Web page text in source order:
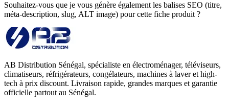
Souhaitez-vous que je vous génère également les balises SEO (titre,
méta-description, slug, ALT image) pour cette fiche produit ?
AB Distribution Sénégal, spécialiste en électroménager, téléviseurs,
climatiseurs, réfrigérateurs, congélateurs, machines à laver et high-
tech à prix discount. Livraison rapide, grandes marques et garantie
officielle partout au Sénégal.